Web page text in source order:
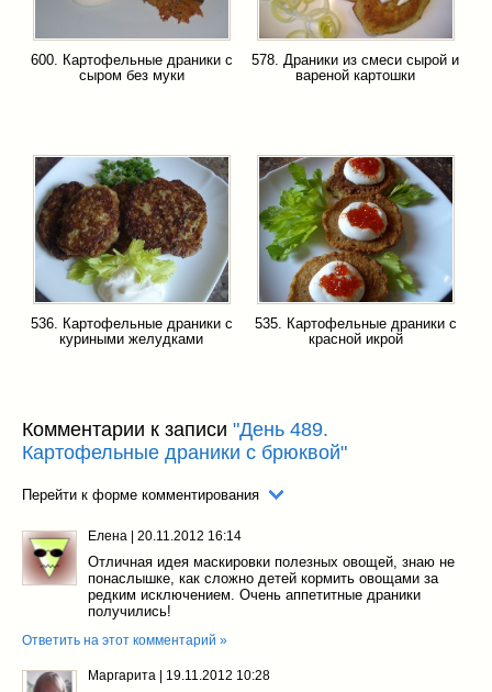
600. Картофельные драники с
сыром без муки
578. Драники из смеси сырой и
вареной картошки
536. Картофельные драники с
куриными желудками
535. Картофельные драники с
красной икрой
Комментарии к записи "День 489.
Картофельные драники с брюквой"
Перейти к форме комментирования
Елена 20.11.2012 16:14
Отличная идея маскировки полезных овощей, знаю не
понаслышке, как сложно детей кормить овощами за
редким исключением. Очень аппетитные драники
получились!
Ответить на этот комментарий »
Маргарита 19.11.2012 10:28